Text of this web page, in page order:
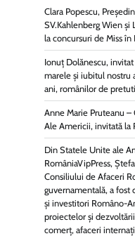
Clara Popescu,
SV.Kahlenberg Wien şi
la concursuri de Miss în
Ionuț Dolănescu,
marele și iubitul nostru
ani, românilor de
Anne Marie Pruteanu
Ale Americii, invitată la
Din Statele Unite ale
RomâniaVipPress,
Consiliului de Afaceri
guvernamentală, a fost
și investitori Româno-
proiectelor și
comerț, afaceri